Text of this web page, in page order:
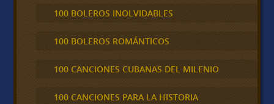
100 BOLEROS INOLVIDABLES
100 BOLEROS ROMÁNTICOS
100 CANCIONES CUBANAS DEL MILENIO
100 CANCIONES PARA LA HISTORIA